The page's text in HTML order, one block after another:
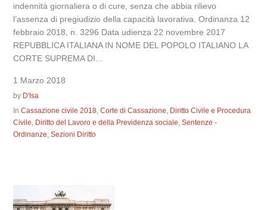
indennità giornaliera o di cure, senza che abbia rilievo
l’assenza di pregiudizio della capacità lavorativa. Ordinanza 12
febbraio 2018, n. 3296 Data udienza 22 novembre 2017
REPUBBLICA ITALIANA IN NOME DEL POPOLO ITALIANO LA
CORTE SUPREMA DI...
1 Marzo 2018
by D'Isa
InCassazione civile 2018,Corte di Cassazione, Diritto Civile e Procedura
Civile, Diritto del Lavoro e della Previdenza sociale,Sentenze -
Ordinanze,Sezioni Diritto